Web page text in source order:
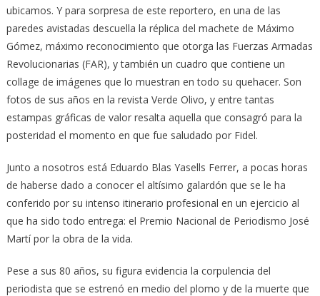
ubicamos. Y para sorpresa de este reportero, en una de las
paredes avistadas descuella la réplica del machete de Máximo
Gómez, máximo reconocimiento que otorga las Fuerzas Armadas
Revolucionarias (FAR), y también un cuadro que contiene un
collage de imágenes que lo muestran en todo su quehacer. Son
fotos de sus años en la revista Verde Olivo, y entre tantas
estampas gráficas de valor resalta aquella que consagró para la
posteridad el momento en que fue saludado por Fidel.
Junto a nosotros está Eduardo Blas Yasells Ferrer, a pocas horas
de haberse dado a conocer el altísimo galardón que se le ha
conferido por su intenso itinerario profesional en un ejercicio al
que ha sido todo entrega: el Premio Nacional de Periodismo José
Martí por la obra de la vida.
Pese a sus 80 años, su figura evidencia la corpulencia del
periodista que se estrenó en medio del plomo y de la muerte que